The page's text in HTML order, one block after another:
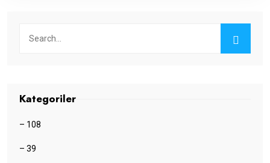
Kategoriler
– 108
– 39